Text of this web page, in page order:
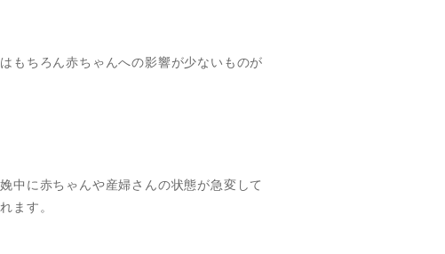
もちろん赤ちゃんへの影響が少ないものが
中に赤ちゃんや産婦さんの状態が急変して
ます。